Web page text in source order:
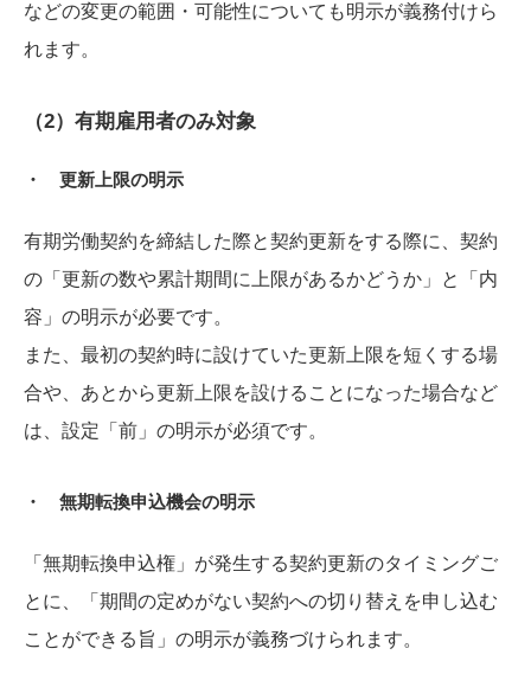
などの変更の範囲・可能性についても明示が義務付けら
れます。
（2）有期雇用者のみ対象
・ 更新上限の明示
有期労働契約を締結した際と契約更新をする際に、契約
の「更新の数や累計期間に上限があるかどうか」と「内
容」の明示が必要です。
また、最初の契約時に設けていた更新上限を短くする場
合や、あとから更新上限を設けることになった場合など
は、設定「前」の明示が必須です。
・ 無期転換申込機会の明示
「無期転換申込権」が発生する契約更新のタイミングご
とに、「期間の定めがない契約への切り替えを申し込む
ことができる旨」の明示が義務づけられます。